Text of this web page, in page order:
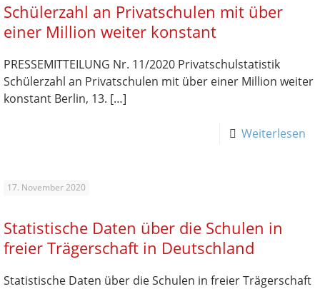
Schülerzahl an Privatschulen mit über
einer Million weiter konstant
PRESSEMITTEILUNG Nr. 11/2020 Privatschulstatistik
Schülerzahl an Privatschulen mit über einer Million weiter
konstant Berlin, 13. […]
Weiterlesen
17. November 2020
Statistische Daten über die Schulen in
freier Trägerschaft in Deutschland
Statistische Daten über die Schulen in freier Trägerschaft